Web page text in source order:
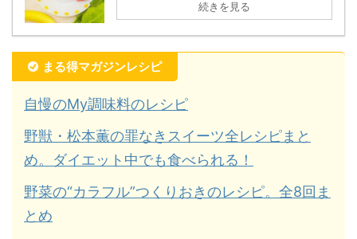
続きを見る
まる得マガジンレシピ
自慢のMy調味料のレシピ
野獣・松本薫の罪なきスイーツ全レシピまと
め。ダイエット中でも食べられる！
野菜の“カラフル”つくりおきのレシピ。全8回ま
とめ